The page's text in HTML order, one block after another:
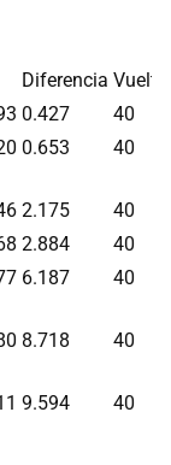
Diferencia
0.427
40
0.653 40
2.175
40
2.884
40
6.187 40
8.718 40
9.594 40